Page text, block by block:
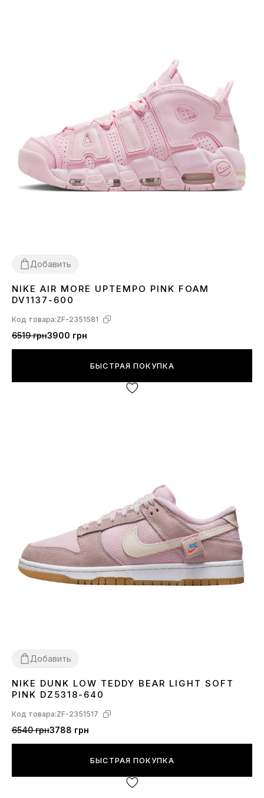
Добавить
3637 38 39 40 41
NIKE AIR MORE UPTEMPO PINK FOAM
DV1137-600
Код товара:ZF-2351581
6519 грн3900 грн
БЫСТРАЯ ПОКУПКА
Добавить
3637 383940 41
NIKE DUNK LOW TEDDY BEAR LIGHT SOFT
PINK DZ5318-640
Код товара:ZF-2351517
6540 грн3788 грн
БЫСТРАЯ ПОКУПКА